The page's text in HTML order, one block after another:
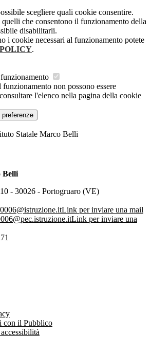
scegliere quali cookie consentire.
che consentono il funzionamento della
disabilitarli.
i cookie necessari al funzionamento potete
.
non possono essere
l'elenco nella pagina della cookie
Statale Marco Belli
Belli
- 30026 - Portogruaro (VE)
Link per inviare una mail
Link per inviare una
con il Pubblico